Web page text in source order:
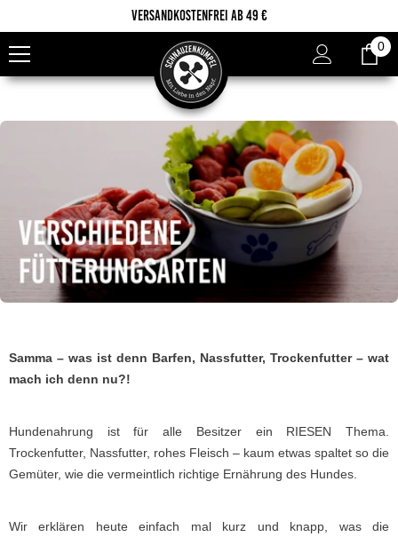
Versandkostenfrei ab 49 €
00
Samma – was ist denn Barfen, Nassfutter, Trockenfutter – wat
mach ich denn nu?!
Hundenahrung ist für alle Besitzer ein RIESEN Thema.
Trockenfutter, Nassfutter, rohes Fleisch – kaum etwas spaltet so die
Gemüter, wie die vermeintlich richtige Ernährung des Hundes.
Wir erklären heute einfach mal kurz und knapp, was die